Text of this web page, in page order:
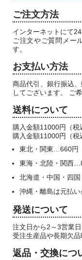
ご注文方法
インターネットにて
ご注文やご質問メー
す。
お支払い方法
商品代引、銀行振込
してございます。 ご
送料について
購入金額11000円（
購入金額11000円（税
東北・関東…660円
東海・北陸・関西
北海道・中国・四
沖縄・離島は元払い
発送について
注文日から2～3営業日
受注生産品や長期欠品
返品・交換につ